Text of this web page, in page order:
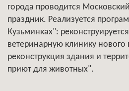
города проводится
праздник. Реализуется
Кузьминках":
ветеринарную клинику
реконструкция здания и
приют для животных".